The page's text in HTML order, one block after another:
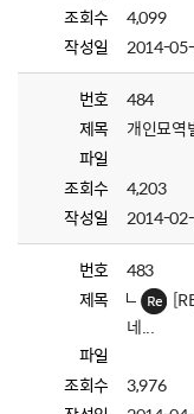
조회수
4,099
작성일
2014-
번호
484
제목
개인묘역
파일
조회수
4,203
작성일
2014-
번호
483
제목
네...
파일
조회수
3,976